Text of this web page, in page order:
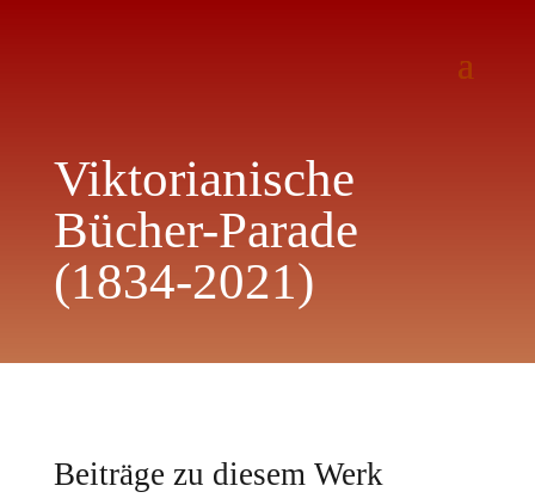
Viktorianische
Bücher-Parade
(1834-2021)
Beiträge zu diesem Werk